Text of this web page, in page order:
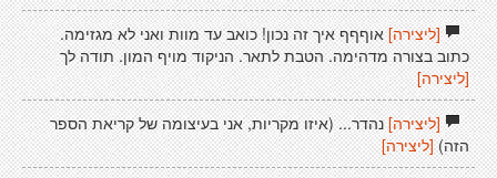
[ליצירה]אוףףף איך זה נכון! כואב עד מוות ואני לא מגזימה.
כתוב בצורה מדהימה. הטבת לתאר. הניקוד מויף המון. תודה לך
[ליצירה]
[ליצירה]נהדר... (איזו מקריות, אני בעיצומה של קריאת הספר
הזה) [ליצירה]